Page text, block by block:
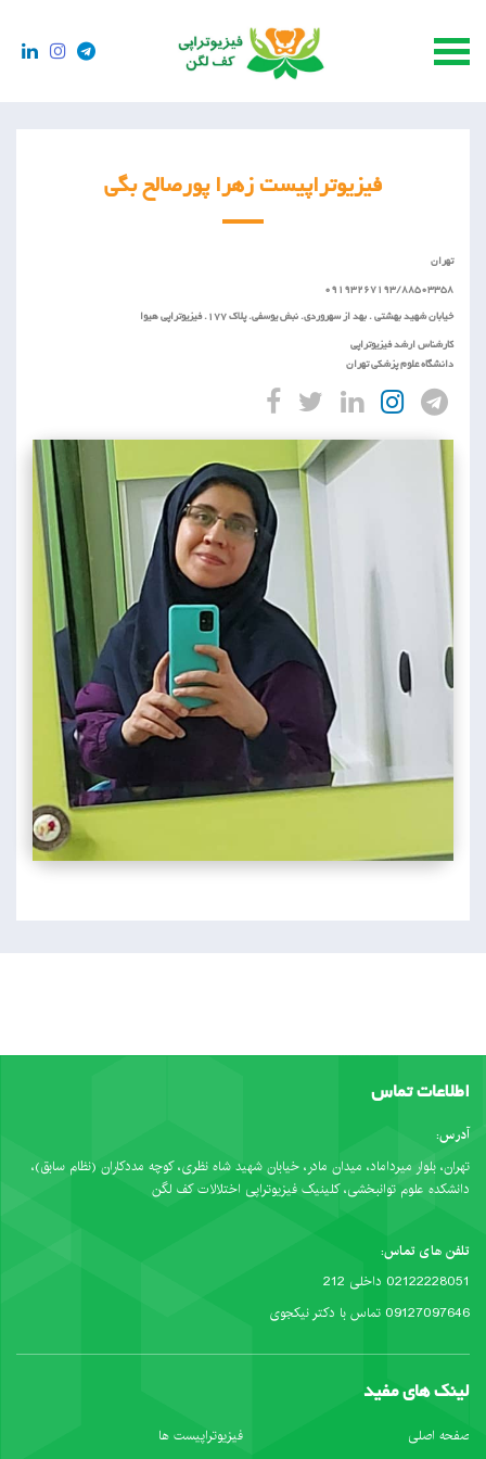
فیزیوتراپیست زهرا پورصالح بگی
تهران
09193267193/88503358
خیابان شهید بهشتی . بهد از سهروردی. نبش یوسفی. پلاک 177. فیزیوتراپی هیوا
کارشناس ارشد فیزیوتراپی
دانشگاه علوم پزشکی تهران
اطلاعات تماس
آدرس:
تهران، بلوار میرداماد، میدان مادر، خیابان شهید شاه نظری، کوچه مددکاران (نظام سابق)،
دانشکده علوم توانبخشی، کلینیک فیزیوتراپی اختلالات کف لگن
تلفن های تماس:
02122228051 داخلی 212
09127097646 تماس با دکتر نیکجوی
لینک های مفید
صفحه اصلی فیزیوتراپیست ها